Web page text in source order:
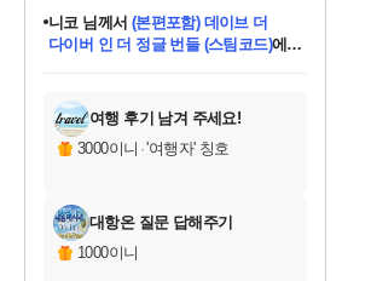
교환.
당첨되셨습니다.
니코님께서 (본편포함) 데이브 더
다이버 인 더 정글 번들 (스팀코드)에
당첨되셨습니다.
당첨되셨습니다.
당첨되셨습니다.
당첨되셨습니다.
당첨되셨습니다.
에디션 (스팀코드) 를 교환.
당첨되셨습니다.
여행 후기 남겨 주세요!
3000이니 ·'여행자' 칭호
대항온 질문 답해주기
1000이니